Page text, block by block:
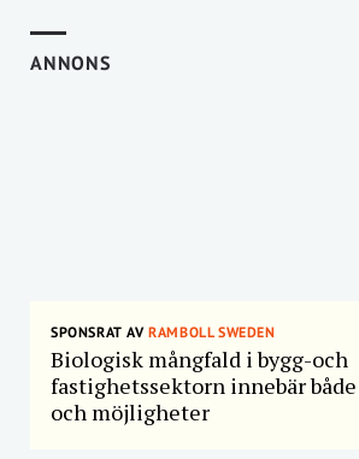
ANNONS
SPONSRAT AVRAMBOLL SWEDEN
Biologisk mångfald i bygg-och
fastighetssektorn innebär
och möjligheter